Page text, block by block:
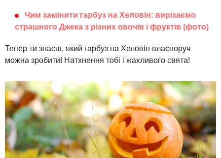
Чим замінити гарбуз на Хеловін: вирізаємо
страшного Джека з різних овочів і фруктів (фото)
Тепер ти знаєш, який гарбуз на Хеловін власноруч
можна зробити! Натхнення тобі і жахливого свята!